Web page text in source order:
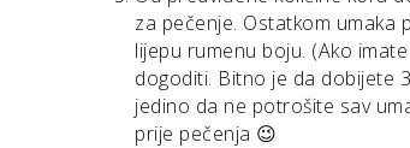
za pečenje. Ostatkom
lijepu rumenu boju. (Ako
dogoditi. Bitno je da dobijete
jedino da ne potrošite sav
prije pečenja 😉